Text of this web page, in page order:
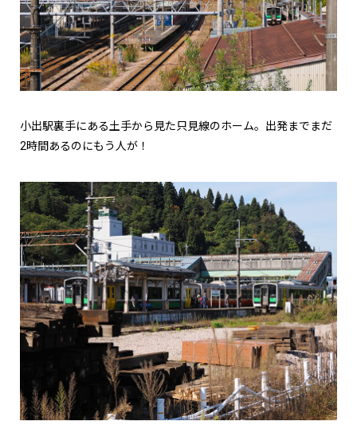
小出駅裏手にある土手から見た只見線のホーム。出発までまだ
2時間あるのにもう人が！